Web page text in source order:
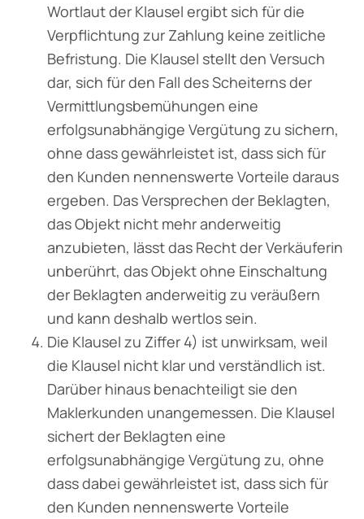
Wortlaut der Klausel ergibt sich für die
Verpflichtung zur Zahlung keine zeitliche
Befristung. Die Klausel stellt den Versuch
dar, sich für den Fall des Scheiterns der
Vermittlungsbemühungen eine
erfolgsunabhängige Vergütung zu sichern,
ohne dass gewährleistet ist, dass sich für
den Kunden nennenswerte Vorteile daraus
ergeben. Das Versprechen der Beklagten,
das Objekt nicht mehr anderweitig
anzubieten, lässt das Recht der Verkäuferin
unberührt, das Objekt ohne Einschaltung
der Beklagten anderweitig zu veräußern
und kann deshalb wertlos sein.
Die Klausel zu Ziffer 4) ist unwirksam, weil
die Klausel nicht klar und verständlich ist.
Darüber hinaus benachteiligt sie den
Maklerkunden unangemessen. Die Klausel
sichert der Beklagten eine
erfolgsunabhängige Vergütung zu, ohne
dass dabei gewährleistet ist, dass sich für
den Kunden nennenswerte Vorteile